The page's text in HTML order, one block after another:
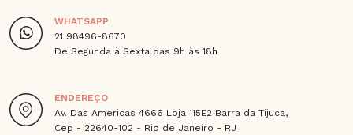
WHATSAPP
21 98496-8670
De Segunda à Sexta das 9h às 18h
ENDEREÇO
Av. Das Americas 4666 Loja 115E2 Barra da Tijuca,
Cep - 22640-102 - Rio de Janeiro - RJ